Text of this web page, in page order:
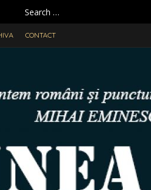
Search
for:
CONTACT